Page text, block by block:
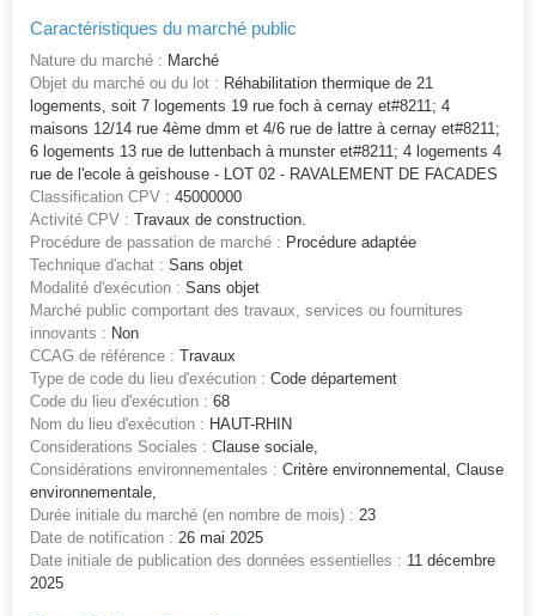
Caractéristiques du marché public
Nature du marché : Marché
Objet du marché ou du lot : Réhabilitation thermique de 21
logements, soit 7 logements 19 rue foch à cernay et#8211; 4
maisons 12/14 rue 4ème dmm et 4/6 rue de lattre à cernay et#8211;
6 logements 13 rue de luttenbach à munster et#8211; 4 logements 4
rue de l'ecole à geishouse - LOT 02 - RAVALEMENT DE FACADES
Classification CPV : 45000000
Activité CPV : Travaux de construction.
Procédure de passation de marché : Procédure adaptée
Technique d'achat : Sans objet
Modalité d'exécution : Sans objet
Marché public comportant des travaux, services ou fournitures
innovants : Non
CCAG de référence : Travaux
Type de code du lieu d'exécution : Code département
Code du lieu d'exécution : 68
Nom du lieu d'exécution : HAUT-RHIN
Considerations Sociales : Clause sociale,
Considérations environnementales : Critère environnemental, Clause
environnementale,
Durée initiale du marché (en nombre de mois) : 23
Date de notification : 26 mai 2025
Date initiale de publication des données essentielles : 11 décembre
2025